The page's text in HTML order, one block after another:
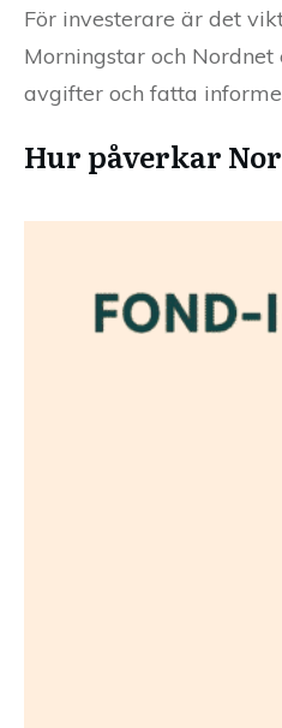
För investerare är det
Morningstar och
avgifter och fatta
Hur påverkar